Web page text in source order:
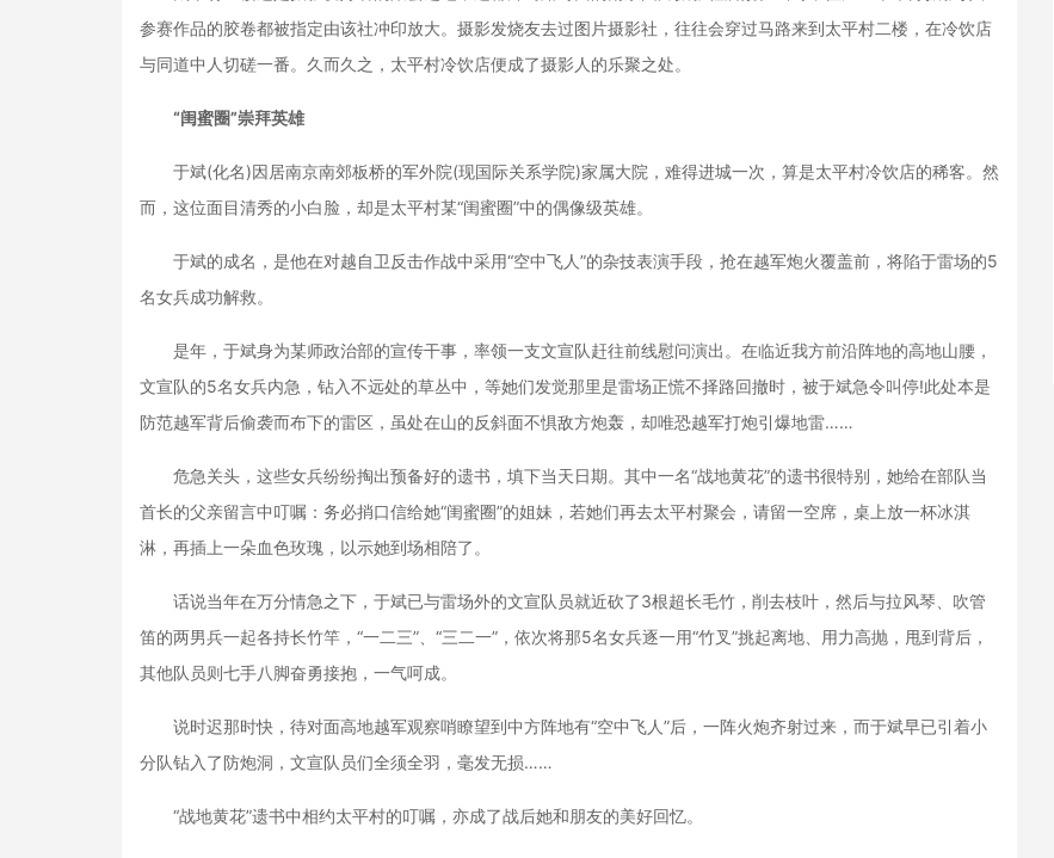
参赛作品的胶卷都被指定由该社冲印放大。摄影发烧友去过图片摄影社，往往会穿过马路来到太平村二楼，在冷饮店
与同道中人切磋一番。久而久之，太平村冷饮店便成了摄影人的乐聚之处。
“闺蜜圈”崇拜英雄
于斌(化名)因居南京南郊板桥的军外院(现国际关系学院)家属大院，难得进城一次，算是太平村冷饮店的稀客。然
而，这位面目清秀的小白脸，却是太平村某“闺蜜圈”中的偶像级英雄。
于斌的成名，是他在对越自卫反击作战中采用“空中飞人”的杂技表演手段，抢在越军炮火覆盖前，将陷于雷场的5
名女兵成功解救。
是年，于斌身为某师政治部的宣传干事，率领一支文宣队赶往前线慰问演出。在临近我方前沿阵地的高地山腰，
文宣队的5名女兵内急，钻入不远处的草丛中，等她们发觉那里是雷场正慌不择路回撤时，被于斌急令叫停!此处本是
防范越军背后偷袭而布下的雷区，虽处在山的反斜面不惧敌方炮轰，却唯恐越军打炮引爆地雷……
危急关头，这些女兵纷纷掏出预备好的遗书，填下当天日期。其中一名“战地黄花”的遗书很特别，她给在部队当
首长的父亲留言中叮嘱：务必捎口信给她“闺蜜圈”的姐妹，若她们再去太平村聚会，请留一空席，桌上放一杯冰淇
淋，再插上一朵血色玫瑰，以示她到场相陪了。
话说当年在万分情急之下，于斌已与雷场外的文宣队员就近砍了3根超长毛竹，削去枝叶，然后与拉风琴、吹管
笛的两男兵一起各持长竹竿，“一二三”、“三二一”，依次将那5名女兵逐一用“竹叉”挑起离地、用力高抛，甩到背后，
其他队员则七手八脚奋勇接抱，一气呵成。
说时迟那时快，待对面高地越军观察哨瞭望到中方阵地有“空中飞人”后，一阵火炮齐射过来，而于斌早已引着小
分队钻入了防炮洞，文宣队员们全须全羽，毫发无损……
“战地黄花”遗书中相约太平村的叮嘱，亦成了战后她和朋友的美好回忆。